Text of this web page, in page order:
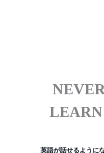
英語が話せるように